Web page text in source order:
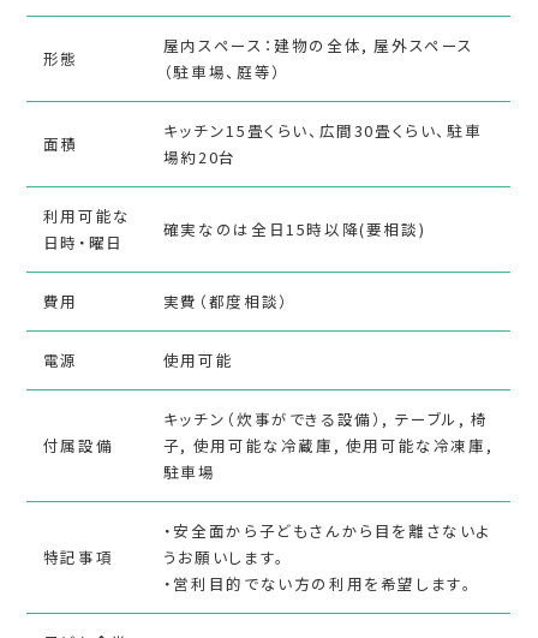
形態
屋内スペース：建物の全体, 屋外スペース
（駐車場、庭等）
面積
キッチン15畳くらい、広間30畳くらい、駐車
場約20台
利用可能な
日時・曜日
確実なのは全日15時以降(要相談)
費用 実費（都度相談）
電源 使用可能
付属設備
キッチン（炊事ができる設備）, テーブル, 椅
子, 使用可能な冷蔵庫, 使用可能な冷凍庫,
駐車場
特記事項
・安全面から子どもさんから目を離さないよ
うお願いします。
・営利目的でない方の利用を希望します。